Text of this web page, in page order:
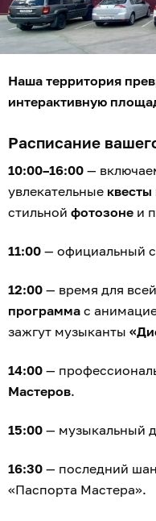
Наша территория
интерактивную
Расписание
10:00–16:00 —
увлекательные
стильной фотозоне и
11:00 — официальный
12:00 — время для
программа с
зажгут музыканты
14:00 —
Мастеров.
15:00 — музыкальный
16:30 — последний
«Паспорта Мастера».